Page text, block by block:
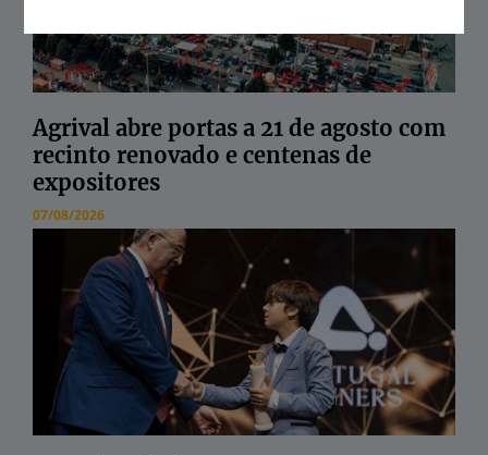
Agrival abre portas a 21 de agosto com
recinto renovado e centenas de
expositores
07/08/2026